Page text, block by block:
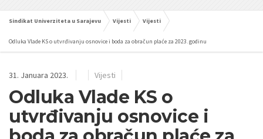
Sindikat Univerziteta u Sarajevu Vijesti Vijesti
Odluka Vlade KS o utvrđivanju osnovice i boda za obračun plaće za 2023. godinu
31. Januara 2023. Vijesti
Odluka Vlade KS o
utvrđivanju osnovice i